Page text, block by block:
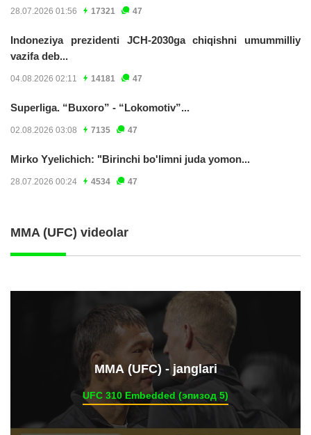
28.07.2026 01:56 17321 47
Indoneziya prezidenti JCH-2030ga chiqishni umummilliy
vazifa deb...
04.08.2026 02:11 14181 47
Superliga. “Buxoro” - “Lokomotiv”...
02.08.2026 03:08 7135 47
Mirko Yyelichich: "Birinchi bo'limni juda yomon...
28.07.2026 00:24 4534 47
MMA (UFC) videolar
ММА (UFC) - janglari
UFC 310 Embedded (эпизод 5)